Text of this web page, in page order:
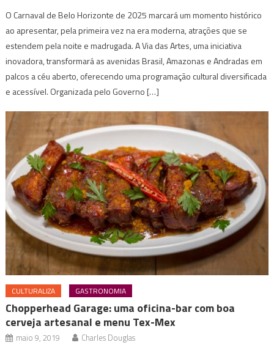
O Carnaval de Belo Horizonte de 2025 marcará um momento histórico
ao apresentar, pela primeira vez na era moderna, atrações que se
estendem pela noite e madrugada. A Via das Artes, uma iniciativa
inovadora, transformará as avenidas Brasil, Amazonas e Andradas em
palcos a céu aberto, oferecendo uma programação cultural diversificada
e acessível. Organizada pelo Governo […]
CULTURALIZA GASTRONOMIA
Chopperhead Garage: uma oficina-bar com boa
cerveja artesanal e menu Tex-Mex
maio 9, 2019 Charles Douglas